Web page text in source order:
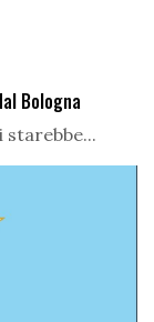
Bologna
starebbe...